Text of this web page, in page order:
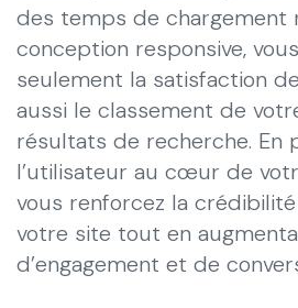
des temps de chargement
conception responsive,
seulement la satisfaction
aussi le classement de
résultats de recherche. En
l’utilisateur au cœur de
vous renforcez la
votre site tout en
d’engagement et de